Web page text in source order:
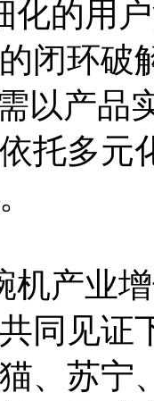
化的用
闭环破
以产品
托多元
机产业
同见证
、苏宁